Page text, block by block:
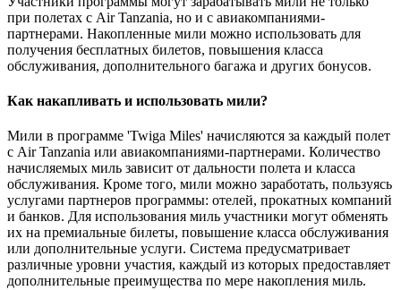
при полетах с Air Tanzania, но и с авиакомпаниями-
партнерами. Накопленные мили можно использовать для
получения бесплатных билетов, повышения класса
обслуживания, дополнительного багажа и других бонусов.
Как накапливать и использовать мили?
Мили в программе 'Twiga Miles' начисляются за каждый полет
с Air Tanzania или авиакомпаниями-партнерами. Количество
начисляемых миль зависит от дальности полета и класса
обслуживания. Кроме того, мили можно заработать, пользуясь
услугами партнеров программы: отелей, прокатных компаний
и банков. Для использования миль участники могут обменять
их на премиальные билеты, повышение класса обслуживания
или дополнительные услуги. Система предусматривает
различные уровни участия, каждый из которых предоставляет
дополнительные преимущества по мере накопления миль.